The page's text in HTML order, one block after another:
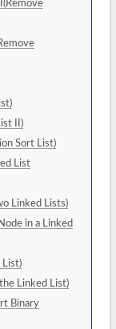
II)
Sort List)
List
Linked Lists)
in a Linked
List)
Linked List)
Binary